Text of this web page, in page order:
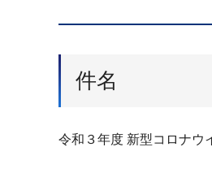
件名
令和３年度 新型コロナウ